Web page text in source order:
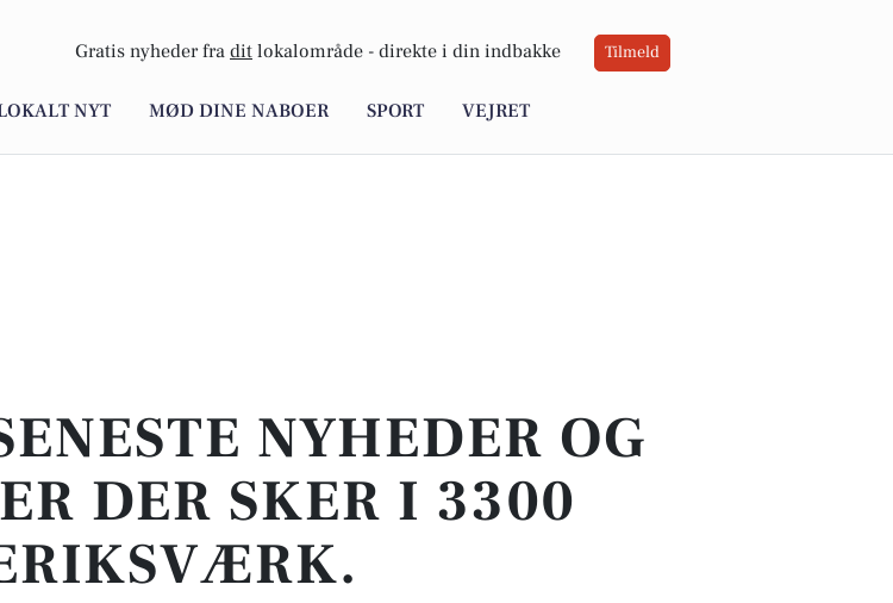
Gratis nyheder fra dit lokalområde - direkte i din indbakke Tilmeld
NYT MØD DINE NABOER SPORT VEJRET
NYHEDER OG
DER SKER I 3300